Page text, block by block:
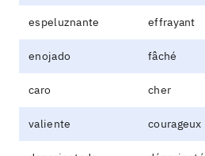
espeluznante effrayant
enojado fâché
caro cher
valiente courageux